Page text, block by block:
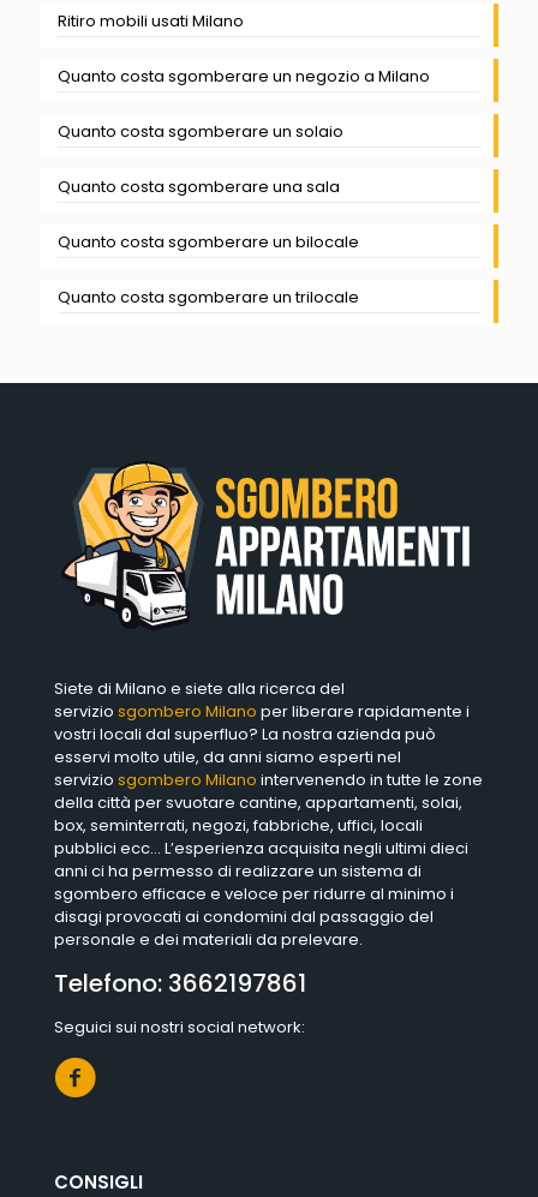
Ritiro mobili usati Milano
Quanto costa sgomberare un negozio a Milano
Quanto costa sgomberare un solaio
Quanto costa sgomberare una sala
Quanto costa sgomberare un bilocale
Quanto costa sgomberare un trilocale
Siete di Milano e siete alla ricerca del
servizio sgombero Milano per liberare rapidamente i
vostri locali dal superfluo? La nostra azienda può
esservi molto utile, da anni siamo esperti nel
servizio sgombero Milano intervenendo in tutte le zone
della città per svuotare cantine, appartamenti, solai,
box, seminterrati, negozi, fabbriche, uffici, locali
pubblici ecc… L’esperienza acquisita negli ultimi dieci
anni ci ha permesso di realizzare un sistema di
sgombero efficace e veloce per ridurre al minimo i
disagi provocati ai condomini dal passaggio del
personale e dei materiali da prelevare.
Telefono: 3662197861
Seguici sui nostri social network:
CONSIGLI